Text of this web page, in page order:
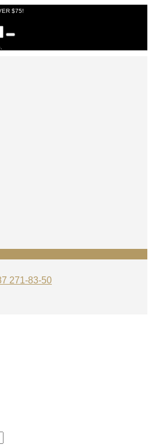
$75!
271-83-50